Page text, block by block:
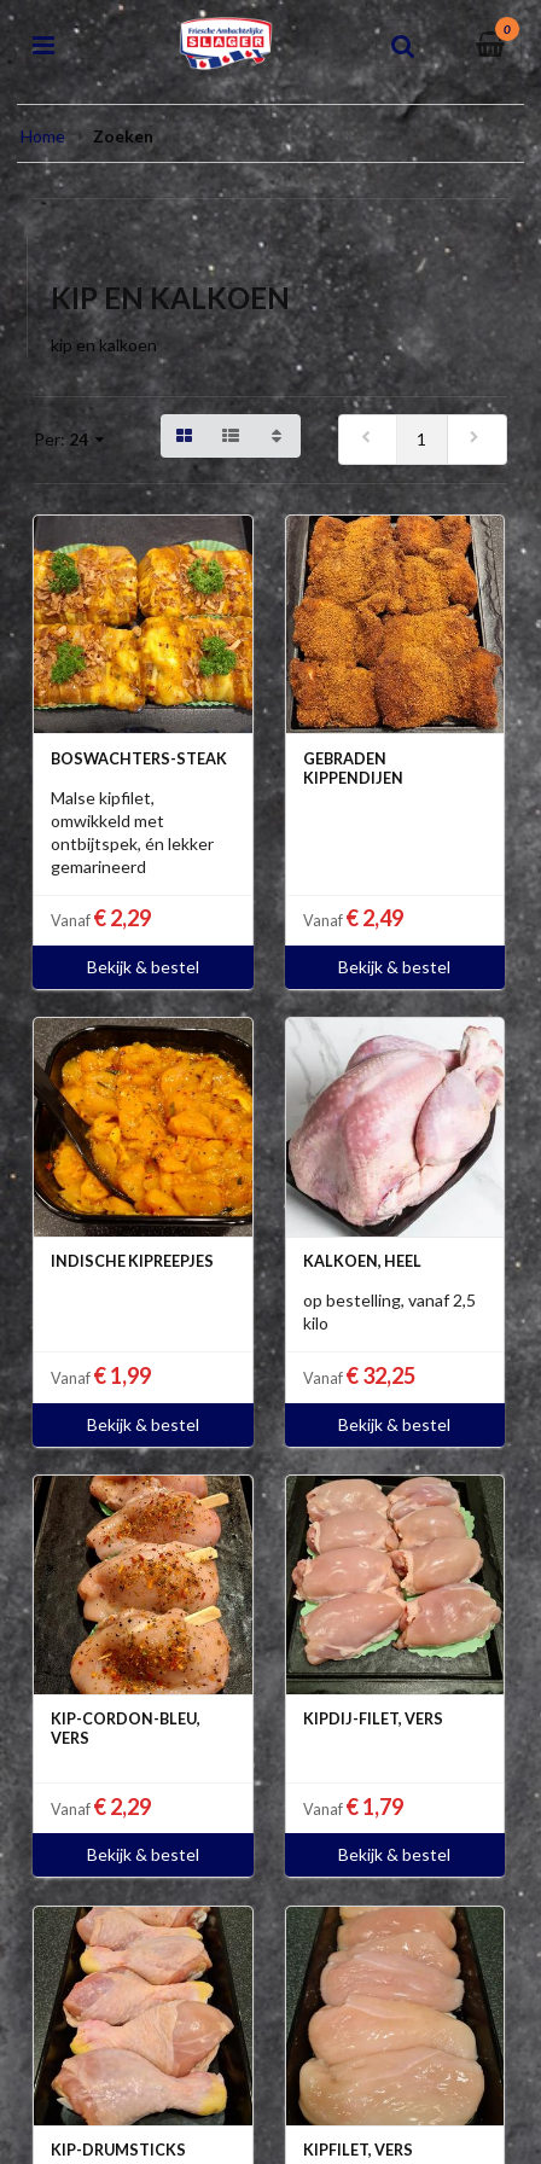
0
Home Zoeken
KIP EN KALKOEN
kip en kalkoen
Per: 24 1
BOSWACHTERS-STEAK
Malse kipfilet,
omwikkeld met
ontbijtspek, én lekker
gemarineerd
Vanaf € 2,29
Bekijk & bestel
GEBRADEN
KIPPENDIJEN
Vanaf € 2,49
Bekijk & bestel
INDISCHE KIPREEPJES
Vanaf € 1,99
Bekijk & bestel
KALKOEN, HEEL
op bestelling, vanaf 2,5
kilo
Vanaf € 32,25
Bekijk & bestel
KIP-CORDON-BLEU,
VERS
Vanaf € 2,29
Bekijk & bestel
KIPDIJ-FILET, VERS
Vanaf € 1,79
Bekijk & bestel
KIP-DRUMSTICKS KIPFILET, VERS